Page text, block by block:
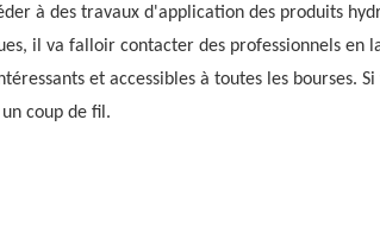
à des travaux d'application des produits
il va falloir contacter des professionnels en
et accessibles à toutes les bourses.
coup de fil.